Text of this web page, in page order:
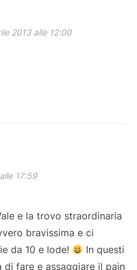
2013 alle 12:00
17:59
e la trovo straordinaria
bravissima e ci
da 10 e lode!
In questi
fare e assaggiare il pain